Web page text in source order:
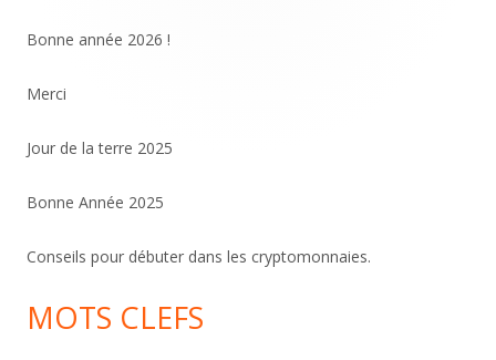
principale
Bonne année 2026 !
Merci
Jour de la terre 2025
Bonne Année 2025
Conseils pour débuter dans les cryptomonnaies.
MOTS CLEFS